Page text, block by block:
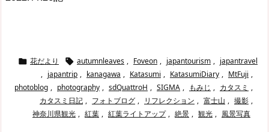
 花だより  autumnleaves , Foveon , japantourism , japantravel
, japantrip , kanagawa , Katasumi , KatasumiDiary , MtFuji ,
photoblog , photography , sdQuattroH , SIGMA , もみじ , カタスミ ,
カタスミ日記 , フォトブログ , リフレクション , 富士山 , 撮影 ,
神奈川県観光 , 紅葉 , 紅葉ライトアップ , 絶景 , 観光 , 風景写真